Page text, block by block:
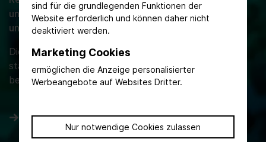
sind für die grundlegenden Funktionen der
Website erforderlich und können daher nicht
deaktiviert werden.
Marketing Cookies
ermöglichen die Anzeige personalisierter
Werbeangebote auf Websites Dritter.
Nur notwendige Cookies zulassen
unseren Partnern für ihre Präsenz und Organisation
und allen Besuchern für Ihre Teilnahme!
Die nächste ACHEMA findet vom 14. - 18. Juni 2027
statt und wird erneut Treffpunkt für Akteure aus allen
beteiligten Branchen sein.
Bildeindrücke von den Events der ACHEMA